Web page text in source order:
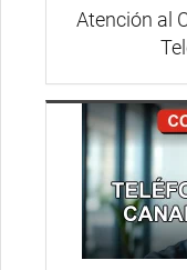
Atención al